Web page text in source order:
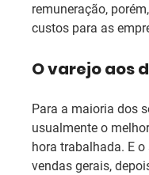
remuneração,
custos para as
O varejo aos
Para a maioria dos
usualmente o
hora trabalhada. E
vendas gerais,